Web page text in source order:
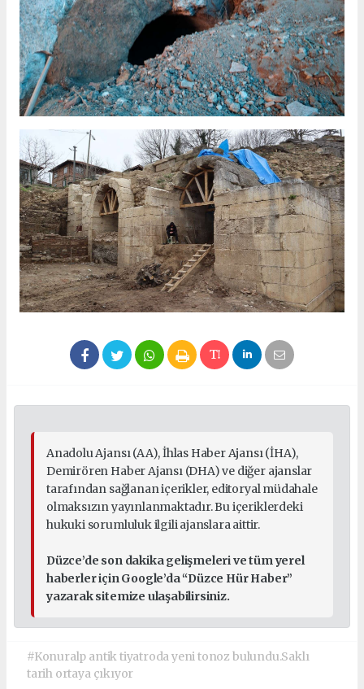
Anadolu Ajansı (AA), İhlas Haber Ajansı (İHA),
Demirören Haber Ajansı (DHA) ve diğer ajanslar
tarafından sağlanan içerikler, editoryal müdahale
olmaksızın yayınlanmaktadır. Bu içeriklerdeki
hukuki sorumluluk ilgili ajanslara aittir.
Düzce’de son dakika gelişmeleri ve tüm yerel
haberler için Google’da “Düzce Hür Haber”
yazarak sitemize ulaşabilirsiniz.
#Konuralp antik tiyatroda yeni tonoz bulundu.Saklı
tarih ortaya çıkıyor